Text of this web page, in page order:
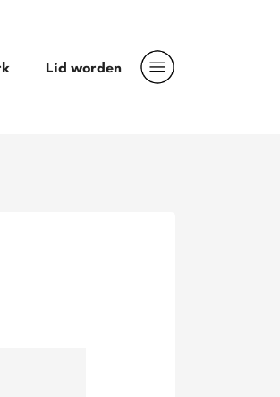
Lid worden